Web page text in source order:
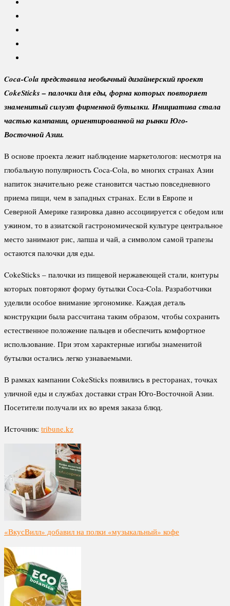
Coca-Cola представила необычный дизайнерский проект
CokeSticks – палочки для еды, форма которых повторяет
знаменитый силуэт фирменной бутылки. Инициатива стала
частью кампании, ориентированной на рынки Юго-
Восточной Азии.
В основе проекта лежит наблюдение маркетологов: несмотря на
глобальную популярность Coca-Cola, во многих странах Азии
напиток значительно реже становится частью повседневного
приема пищи, чем в западных странах. Если в Европе и
Северной Америке газировка давно ассоциируется с обедом или
ужином, то в азиатской гастрономической культуре центральное
место занимают рис, лапша и чай, а символом самой трапезы
остаются палочки для еды.
CokeSticks – палочки из пищевой нержавеющей стали, контуры
которых повторяют форму бутылки Coca-Cola. Разработчики
уделили особое внимание эргономике. Каждая деталь
конструкции была рассчитана таким образом, чтобы сохранить
естественное положение пальцев и обеспечить комфортное
использование. При этом характерные изгибы знаменитой
бутылки остались легко узнаваемыми.
В рамках кампании CokeSticks появились в ресторанах, точках
уличной еды и службах доставки стран Юго-Восточной Азии.
Посетители получали их во время заказа блюд.
Источник: tribune.kz
«ВкусВилл» добавил на полки «музыкальный» кофе